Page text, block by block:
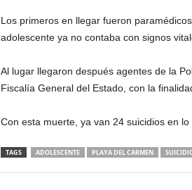
Los primeros en llegar fueron
adolescente ya no contaba con signos
Al lugar llegaron después agentes de la
Fiscalía General del Estado, con la
Con esta muerte, ya van 24 suicidios en
TAGS ADOLESCENTE PLAYA DEL CARMEN